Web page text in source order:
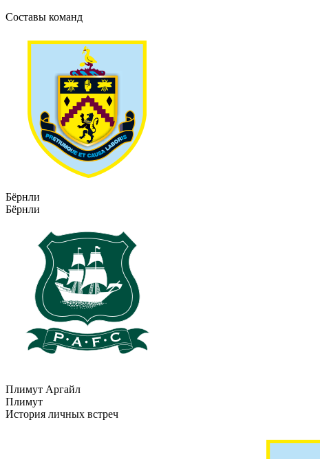
Составы команд
Бёрнли
Бёрнли
Плимут Аргайл
Плимут
История личных встреч